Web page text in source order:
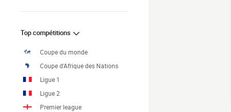
Top compétitions
Coupe du monde
Coupe d'Afrique des Nations
Ligue 1
Ligue 2
Premier league